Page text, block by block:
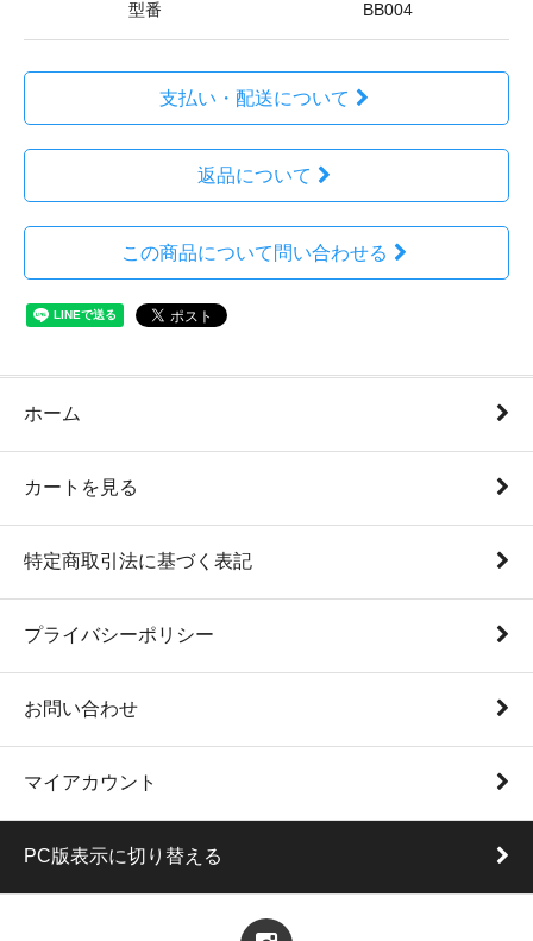
型番 BB004
支払い・配送について
返品について
この商品について問い合わせる
ホーム
カートを見る
特定商取引法に基づく表記
プライバシーポリシー
お問い合わせ
マイアカウント
PC版表示に切り替える